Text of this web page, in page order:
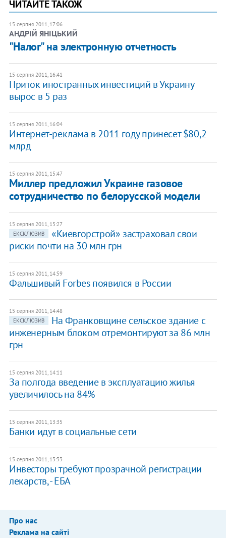
ЧИТАЙТЕ ТАКОЖ
15 серпня 2011, 17:06
АНДРІЙ ЯНІЦЬКИЙ
"Налог" на электронную отчетность
15 серпня 2011, 16:41
Приток иностранных инвестиций в Украину
вырос в 5 раз
15 серпня 2011, 16:04
Интернет-реклама в 2011 году принесет $80,2
млрд
15 серпня 2011, 15:47
Миллер предложил Украине газовое
сотрудничество по белорусской модели
15 серпня 2011, 15:27
ЕКСКЛЮЗИВ
«Киевгорстрой» застраховал свои
риски почти на 30 млн грн
15 серпня 2011, 14:59
Фальшивый Forbes появился в России
15 серпня 2011, 14:48
ЕКСКЛЮЗИВ
На Франковщине сельское здание с
инженерным блоком отремонтируют за 86 млн
грн
15 серпня 2011, 14:11
За полгода введение в эксплуатацию жилья
увеличилось на 84%
15 серпня 2011, 13:35
Банки идут в социальные сети
15 серпня 2011, 13:33
Инвесторы требуют прозрачной регистрации
лекарств, - ЕБА
Про нас
Реклама на сайті